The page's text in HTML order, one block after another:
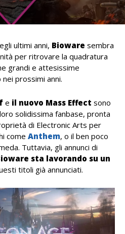
ultimi anni, Bioware sembra
per ritrovare la quadratura
grandi e attesissime
prossimi anni.
e il nuovo Mass Effect sono
solidissima fanbase, pronta
di Electronic Arts per
come Anthem, o il ben poco
Tuttavia, gli annunci di
sta lavorando su un
titoli già annunciati.